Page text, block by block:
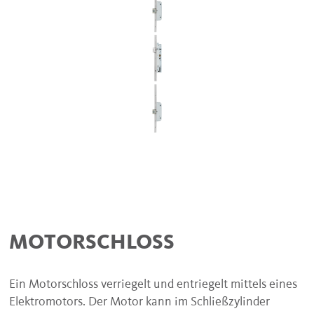
MOTORSCHLOSS
Ein Motorschloss verriegelt und entriegelt mittels eines
Elektromotors. Der Motor kann im Schließzylinder